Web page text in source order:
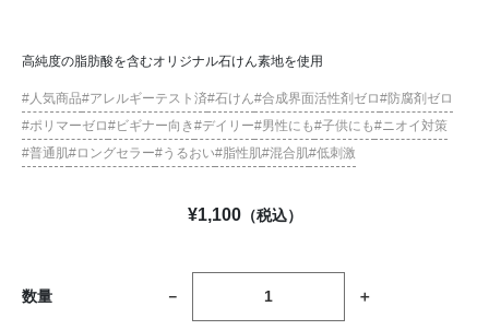
高純度の脂肪酸を含むオリジナル石けん素地を使用
人気商品 アレルギーテスト済 石けん 合成界面活性剤ゼロ
防腐剤ゼロ
ポリマーゼロ
ビギナー向き デイリー 男性にも 子供にも
ニオイ対策
普通肌
ロングセラー うるおい 脂性肌 混合肌 低刺激
¥1,100（税込）
数量